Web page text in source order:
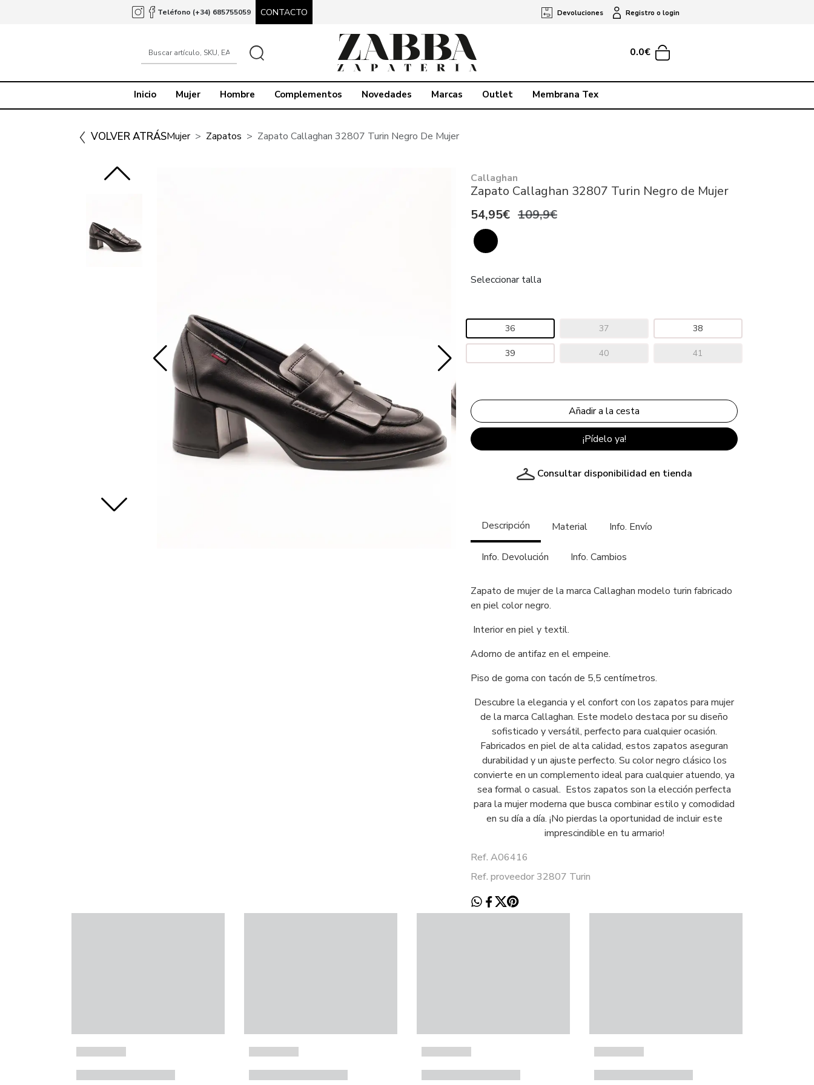
Teléfono (+34) 685755059 CONTACTO Devoluciones Registro o login
0.0€
Inicio Mujer Hombre Complementos Novedades Marcas Outlet Membrana Tex
VOLVER ATRÁSMujer Zapatos Zapato Callaghan 32807 Turin Negro De Mujer
Callaghan
Zapato Callaghan 32807 Turin Negro de Mujer
54,95€ 109,9€
Seleccionar talla
36 37 38
39 40 41
¡Pídelo ya!
Consultar disponibilidad en tienda
Descripción Material Info. Envío
Info. Devolución Info. Cambios
Zapato de mujer de la marca Callaghan modelo turin fabricado
en piel color negro.
Interior en piel y textil.
Adorno de antifaz en el empeine.
Piso de goma con tacón de 5,5 centímetros.
Descubre la elegancia y el confort con los zapatos para mujer
de la marca Callaghan. Este modelo destaca por su diseño
sofisticado y versátil, perfecto para cualquier ocasión.
Fabricados en piel de alta calidad, estos zapatos aseguran
durabilidad y un ajuste perfecto. Su color negro clásico los
convierte en un complemento ideal para cualquier atuendo, ya
sea formal o casual. Estos zapatos son la elección perfecta
para la mujer moderna que busca combinar estilo y comodidad
en su día a día. ¡No pierdas la oportunidad de incluir este
imprescindible en tu armario!
Ref. A06416
Ref. proveedor 32807 Turin